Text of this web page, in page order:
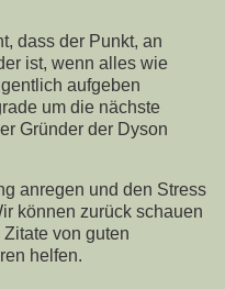
dass der Punkt, an
ist, wenn alles wie
aufgeben
um die nächste
Gründer der Dyson
anregen und den Stress
können zurück schauen
von guten
helfen.